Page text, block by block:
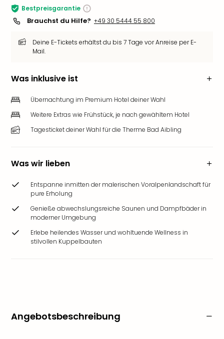
Bestpreisgarantie
Brauchst du Hilfe? +49 30 5444 55 800
Deine E-Tickets erhältst du bis 7 Tage vor Anreise per E-
Mail.
Was inklusive ist
Übernachtung im Premium Hotel deiner Wahl
Weitere Extras wie Frühstück, je nach gewähltem Hotel
Tagesticket deiner Wahl für die Therme Bad Aibling
Was wir lieben
Entspanne inmitten der malerischen Voralpenlandschaft für
pure Erholung
Genieße abwechslungsreiche Saunen und Dampfbäder in
moderner Umgebung
Erlebe heilendes Wasser und wohltuende Wellness in
stilvollen Kuppelbauten
Angebotsbeschreibung